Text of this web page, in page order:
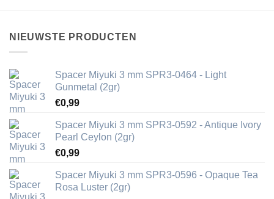
NIEUWSTE PRODUCTEN
Spacer Miyuki 3 mm SPR3-0464 - Light
Gunmetal (2gr)
€0,99
Spacer Miyuki 3 mm SPR3-0592 - Antique Ivory
Pearl Ceylon (2gr)
€0,99
Spacer Miyuki 3 mm SPR3-0596 - Opaque Tea
Rosa Luster (2gr)